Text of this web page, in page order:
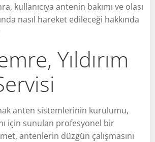
kullanıcıya antenin bakımı ve olası
nasıl hareket edileceği hakkında
Yıldırım
anten sistemlerinin kurulumu,
için sunulan profesyonel bir
antenlerin düzgün çalışmasını